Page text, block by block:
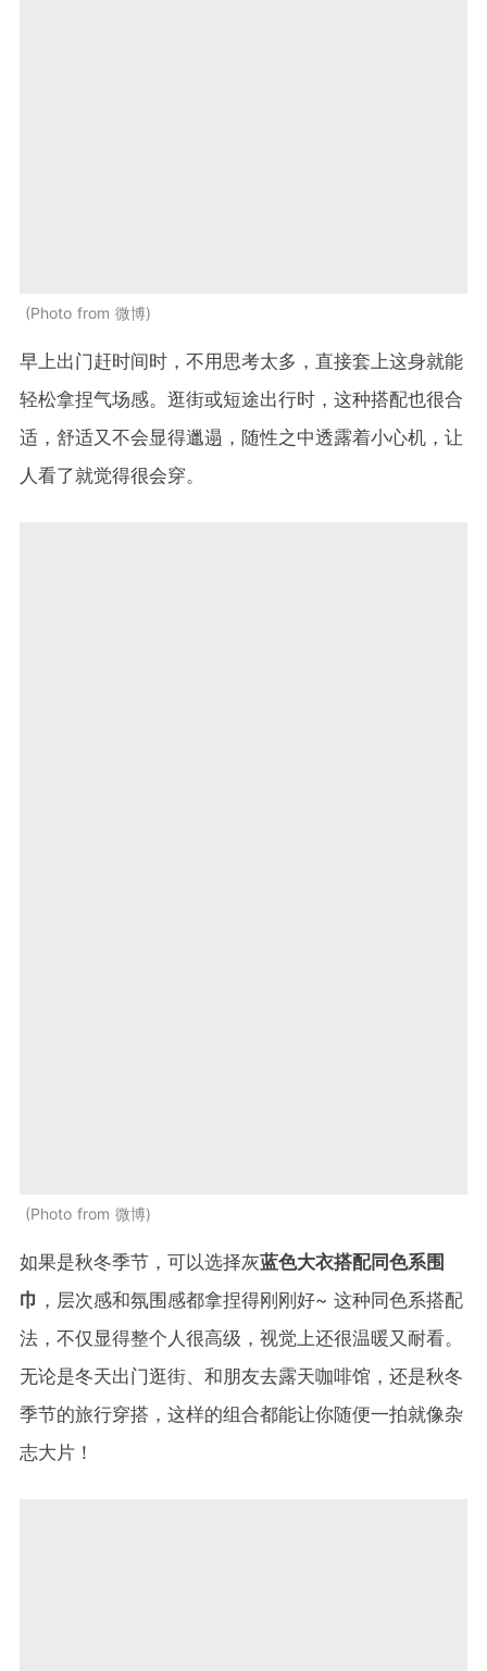
Photo from 微博
早上出门赶时间时，不用思考太多，直接套上这身就能
轻松拿捏气场感。逛街或短途出行时，这种搭配也很合
适，舒适又不会显得邋遢，随性之中透露着小心机，让
人看了就觉得很会穿。
Photo from 微博
如果是秋冬季节，可以选择灰蓝色大衣搭配同色系围
巾 ，层次感和氛围感都拿捏得刚刚好~ 这种同色系搭配
法，不仅显得整个人很高级，视觉上还很温暖又耐看。
无论是冬天出门逛街、和朋友去露天咖啡馆，还是秋冬
季节的旅行穿搭，这样的组合都能让你随便一拍就像杂
志大片！